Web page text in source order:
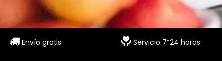
 Envío gratis  Servicio 7*24 horas